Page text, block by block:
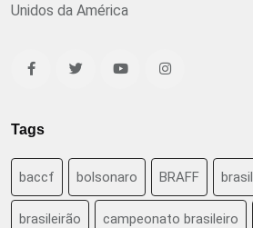
Unidos da América
Tags
baccf bolsonaro BRAFF brasil
brasileirão campeonato brasileiro